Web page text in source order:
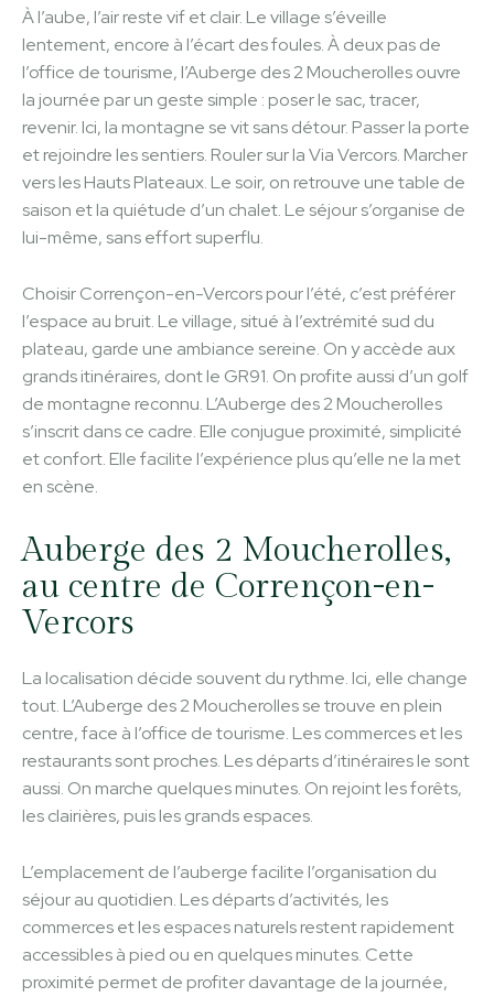
À l’aube, l’air reste vif et clair. Le village s’éveille
lentement, encore à l’écart des foules. À deux pas de
l’office de tourisme, l’Auberge des 2 Moucherolles ouvre
la journée par un geste simple : poser le sac, tracer,
revenir. Ici, la montagne se vit sans détour. Passer la porte
et rejoindre les sentiers. Rouler sur la Via Vercors. Marcher
vers les Hauts Plateaux. Le soir, on retrouve une table de
saison et la quiétude d’un chalet. Le séjour s’organise de
lui-même, sans effort superflu.
Choisir Corrençon-en-Vercors pour l’été, c’est préférer
l’espace au bruit. Le village, situé à l’extrémité sud du
plateau, garde une ambiance sereine. On y accède aux
grands itinéraires, dont le GR91. On profite aussi d’un golf
de montagne reconnu. L’Auberge des 2 Moucherolles
s’inscrit dans ce cadre. Elle conjugue proximité, simplicité
et confort. Elle facilite l’expérience plus qu’elle ne la met
en scène.
Auberge des 2 Moucherolles,
au centre de Corrençon-en-
Vercors
La localisation décide souvent du rythme. Ici, elle change
tout. L’Auberge des 2 Moucherolles se trouve en plein
centre, face à l’office de tourisme. Les commerces et les
restaurants sont proches. Les départs d’itinéraires le sont
aussi. On marche quelques minutes. On rejoint les forêts,
les clairières, puis les grands espaces.
L’emplacement de l’auberge facilite l’organisation du
séjour au quotidien. Les départs d’activités, les
commerces et les espaces naturels restent rapidement
accessibles à pied ou en quelques minutes. Cette
proximité permet de profiter davantage de la journée,